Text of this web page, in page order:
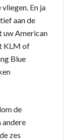
En ja
aan de
uw American
KLM of
Blue
de
andere
zes